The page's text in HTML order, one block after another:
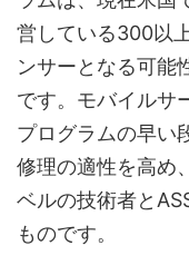
営している300以
ンサーとなる可能
です。モバイルサ
プログラムの早い
修理の適性を高め
ベルの技術者と
ものです。